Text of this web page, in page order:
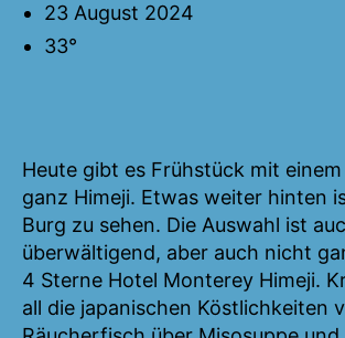
23 August 2024
33°
Heute gibt es Frühstück mit
ganz Himeji. Etwas weiter hinten
Burg zu sehen. Die Auswahl ist
überwältigend, aber auch nicht
4 Sterne Hotel Monterey Himeji.
all die japanischen Köstlichkeiten